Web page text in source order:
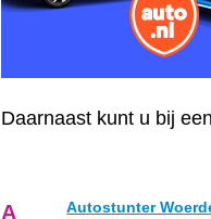
Daarnaast kunt u bij
A Autostunter